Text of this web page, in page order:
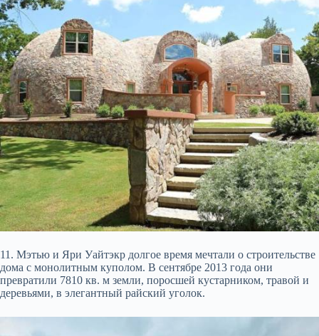
11. Мэтью и Яри Уайтэкр долгое время мечтали о строительстве
дома с монолитным куполом. В сентябре 2013 года они
превратили 7810 кв. м земли, поросшей кустарником, травой и
деревьями, в элегантный райский уголок.